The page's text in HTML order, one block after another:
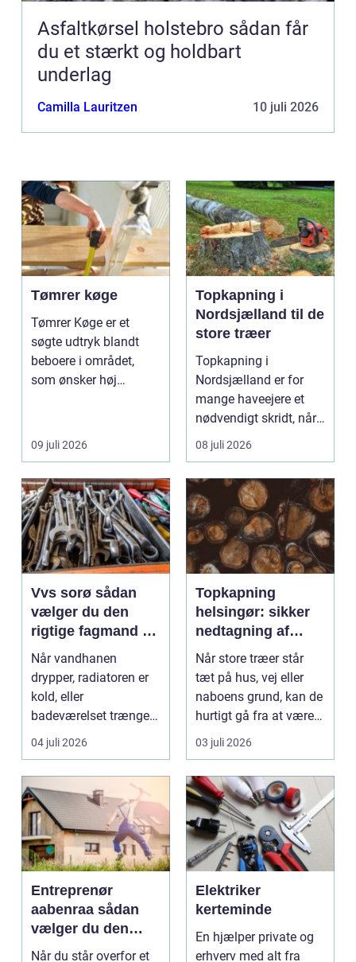
Asfaltkørsel holstebro sådan får
du et stærkt og holdbart
underlag
Camilla Lauritzen 10 juli 2026
Tømrer køge
Tømrer Køge er et
søgte udtryk blandt
beboere i området,
som ønsker høj
09 juli 2026
Topkapning i
Nordsjælland til de
store træer
Topkapning i
Nordsjælland er for
mange haveejere et
nødvendigt skridt, når
store ...
08 juli 2026
Vvs sorø sådan
vælger du den
rigtige fagmand til
vand, varme og
energi
Når vandhanen
drypper, radiatoren er
kold, eller
badeværelset trænger
til en gennemgribende
renoveri...
04 juli 2026
Topkapning
helsingør: sikker
nedtagning af
store og
besværlige træer
Når store træer står
tæt på hus, vej eller
naboens grund, kan de
hurtigt gå fra at være
smukke til a...
03 juli 2026
Entreprenør
aabenraa sådan
vælger du den
rette til dit projekt
Når du står overfor et
Elektriker
kerteminde
En hjælper private og
erhverv med alt fra